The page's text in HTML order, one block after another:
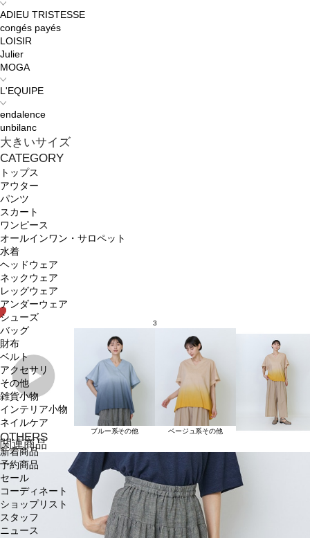
ADIEU TRISTESSE
congés payés
LOISIR
Julier
MOGA
L'EQUIPE
endalence
unbilanc
大きいサイズ
CATEGORY
トップス
アウター
パンツ
スカート
ワンピース
オールインワン・サロペット
水着
ヘッドウェア
ネックウェア
レッグウェア
アンダーウェア
シューズ
バッグ
財布
ベルト
アクセサリ
その他
雑貨小物
インテリア小物
ネイルケア
OTHERS
新着商品
予約商品
セール
コーディネート
ショップリスト
スタッフ
ニュース
3
ブルー系その他 ベージュ系その他
関連商品